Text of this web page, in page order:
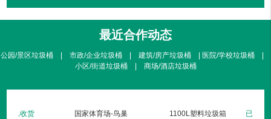
最近合作动态
公园/景区垃圾桶 | 市政/企业垃圾桶 | 建筑/房产垃圾桶 | 医院/学校垃圾桶 |
小区/街道垃圾桶 | 商场/酒店垃圾桶
北京暖山生活广场 不锈钢方形单桶001定制款 已收货